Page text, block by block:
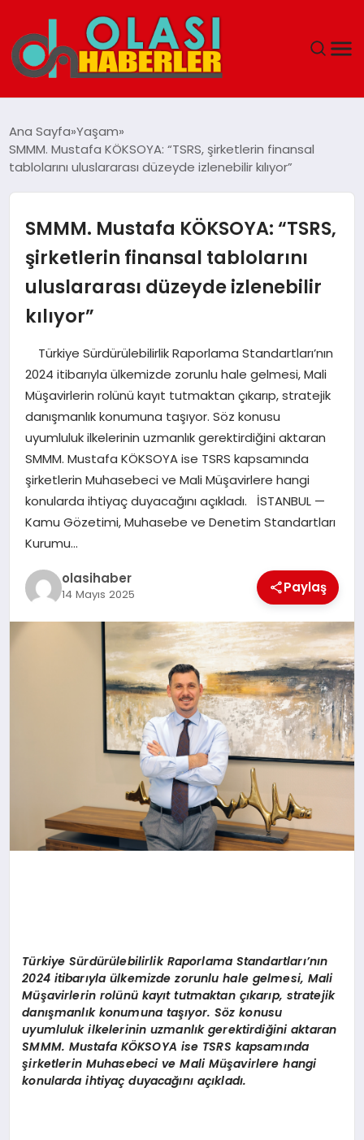
SPOR
TEKNOLOJI
YAŞAM
Ana Sayfa Yaşam
SMMM. Mustafa KÖKSOYA: “TSRS, şirketlerin finansal
tablolarını uluslararası düzeyde izlenebilir kılıyor”
SMMM. Mustafa KÖKSOYA: “TSRS,
şirketlerin finansal tablolarını
uluslararası düzeyde izlenebilir
kılıyor”
Türkiye Sürdürülebilirlik Raporlama Standartları’nın
2024 itibarıyla ülkemizde zorunlu hale gelmesi, Mali
Müşavirlerin rolünü kayıt tutmaktan çıkarıp, stratejik
danışmanlık konumuna taşıyor. Söz konusu
uyumluluk ilkelerinin uzmanlık gerektirdiğini aktaran
SMMM. Mustafa KÖKSOYA ise TSRS kapsamında
şirketlerin Muhasebeci ve Mali Müşavirlere hangi
konularda ihtiyaç duyacağını açıkladı. İSTANBUL —
Kamu Gözetimi, Muhasebe ve Denetim Standartları
Kurumu…
olasihaber
14 Mayıs 2025 Paylaş
Türkiye Sürdürülebilirlik Raporlama Standartları’nın
2024 itibarıyla ülkemizde zorunlu hale gelmesi, Mali
Müşavirlerin rolünü kayıt tutmaktan çıkarıp, stratejik
danışmanlık konumuna taşıyor. Söz konusu
uyumluluk ilkelerinin uzmanlık gerektirdiğini aktaran
SMMM. Mustafa KÖKSOYA ise TSRS kapsamında
şirketlerin Muhasebeci ve Mali Müşavirlere hangi
konularda ihtiyaç duyacağını açıkladı.